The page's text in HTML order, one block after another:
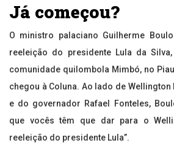
Já começou?
O ministro palaciano Guilherme
reeleição do presidente Lula da
comunidade quilombola Mimbó, no
chegou à Coluna. Ao lado de Wellington
e do governador Rafael Fonteles,
que vocês têm que dar para o
reeleição do presidente Lula”.